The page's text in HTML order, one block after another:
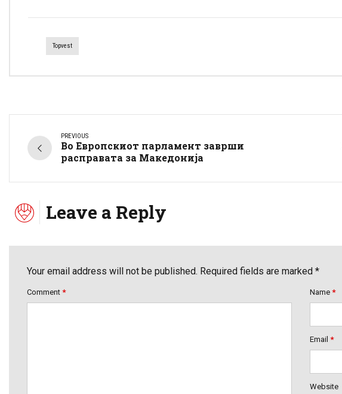
Topvest
PREVIOUS
Во Европскиот парламент заврши
расправата за Македонија
Leave a Reply
Your email address will not be published. Required fields are marked *
Comment * Name *
Email *
Website